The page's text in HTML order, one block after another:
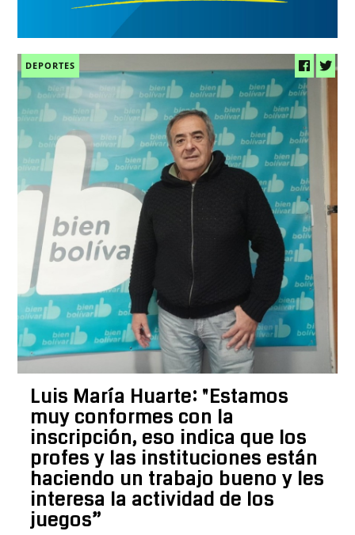
DEPORTES
Luis María Huarte: "Estamos
muy conformes con la
inscripción, eso indica que los
profes y las instituciones están
haciendo un trabajo bueno y les
interesa la actividad de los
juegos”